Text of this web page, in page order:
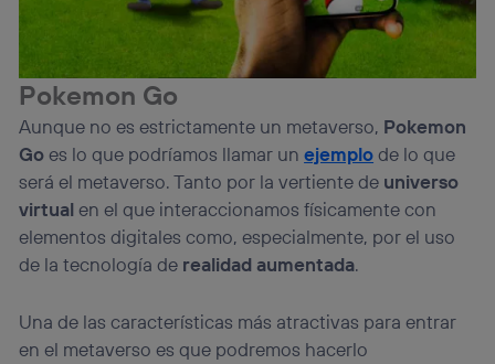
Pokemon Go
Aunque no es estrictamente un metaverso, Pokemon
Goes lo que podríamos llamar unejemplode lo que
será el metaverso. Tanto por la vertiente de universo
virtualen el que interaccionamos físicamente con
elementos digitales como, especialmente, por el uso
de la tecnología de realidad aumentada.
Una de las características más atractivas para entrar
en el metaverso es que podremos hacerlo